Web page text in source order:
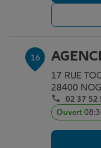
16
17 RUE
28400
02 37 52
Ouvert